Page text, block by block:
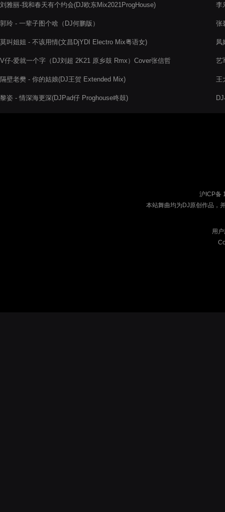
刘雅丽-我和春天有个约会(DJ欧东Mix2021ProgHouse)
郭玲 - 一辈子图个啥（DJ何鹏版）
莫叫姐姐 - 不该用情(文昌DjYDI Electro Mix粤语女)
V仔-爱就一个字（DJ刘超 2K21 原乡鼓 Rmx）Cover张信哲
隔壁老樊 - 你的姑娘(DJ王贺 Extended Mix)
黎姿 - 情深海更深(DJPad仔 Proghouse咚鼓)
李
张
凤
艺
王
沪ICP备
本站舞曲均为DJ原创作品，
用